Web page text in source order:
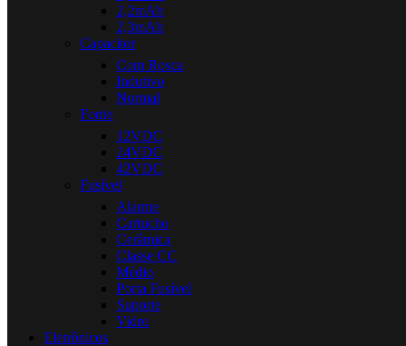
2,2mAh
2,3mAh
Capacitor
Com Rosca
Indutivo
Normal
Fonte
12VDC
24VDC
42VDC
Fusível
Alarme
Cartucho
Cerâmica
Classe CC
Médio
Porta Fusível
Suporte
Vidro
Eletrônicos